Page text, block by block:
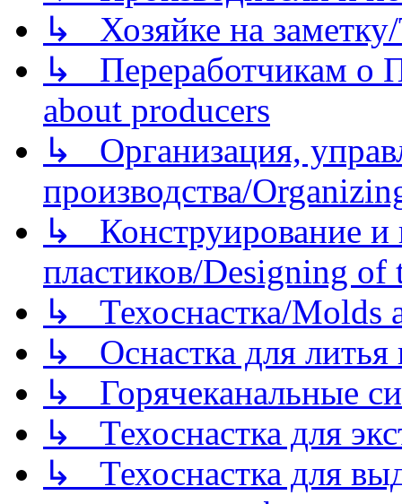
↳ Хозяйке на
↳ Переработчикам о
about producers
↳ Организация,
производства/
↳ Конструирование и
пластиков/Designing of
↳ Техоснастка/Molds
↳ Оснастка для литья
↳ Горячеканальные
↳ Техоснастка для
↳ Техоснастка для